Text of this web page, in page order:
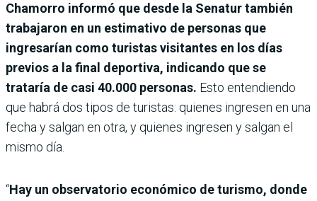
Chamorro informó que desde la Senatur también
trabajaron en un estimativo de personas que
ingresarían como turistas visitantes en los días
previos a la final deportiva, indicando que se
trataría de casi 40.000 personas. Esto entendiendo
que habrá dos tipos de turistas: quienes ingresen en una
fecha y salgan en otra, y quienes ingresen y salgan el
mismo día.
“Hay un observatorio económico de turismo, donde